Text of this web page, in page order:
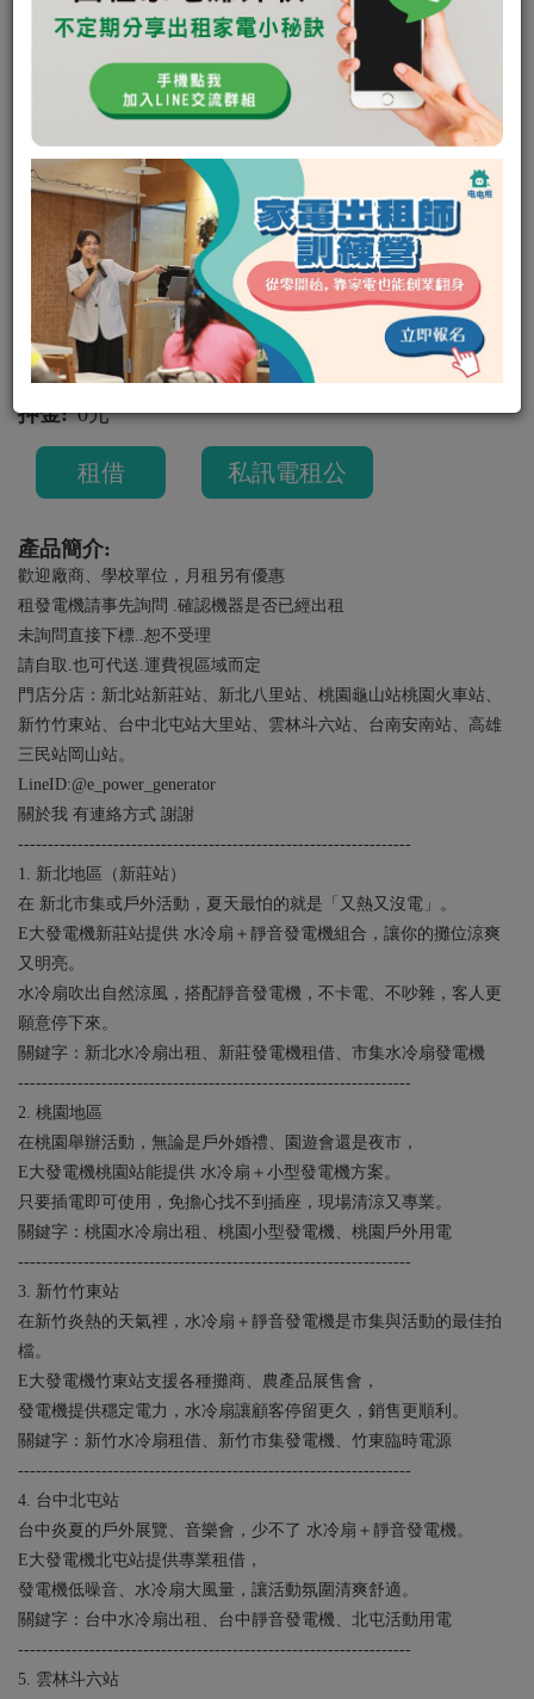
宮廟 水冷扇 E大發電
宮廟 水冷扇
其他 宮廟 水冷扇 E大發電
其他 可出租
E大發電 0 0
租金: 平日 500 （週二租週五還，共可使用四天）/
週末 700（週六租隔週一還，共可使用三天）
押金: 0元
租借 私訊電租公
產品簡介:
歡迎廠商、學校單位，月租另有優惠
租發電機請事先詢問 .確認機器是否已經出租
未詢問直接下標..恕不受理
請自取.也可代送.運費視區域而定
門店分店：新北站新莊站、新北八里站、桃園龜山站桃園火車站、
新竹竹東站、台中北屯站大里站、雲林斗六站、台南安南站、高雄
三民站岡山站。
LineID:@e_power_generator
關於我 有連絡方式 謝謝
------------------------------------------------------------------
1. 新北地區（新莊站）
在 新北市集或戶外活動，夏天最怕的就是「又熱又沒電」。
E大發電機新莊站提供 水冷扇＋靜音發電機組合，讓你的攤位涼爽
又明亮。
水冷扇吹出自然涼風，搭配靜音發電機，不卡電、不吵雜，客人更
願意停下來。
關鍵字：新北水冷扇出租、新莊發電機租借、市集水冷扇發電機
------------------------------------------------------------------
2. 桃園地區
在桃園舉辦活動，無論是戶外婚禮、園遊會還是夜市，
E大發電機桃園站能提供 水冷扇＋小型發電機方案。
只要插電即可使用，免擔心找不到插座，現場清涼又專業。
關鍵字：桃園水冷扇出租、桃園小型發電機、桃園戶外用電
------------------------------------------------------------------
3. 新竹竹東站
在新竹炎熱的天氣裡，水冷扇＋靜音發電機是市集與活動的最佳拍
檔。
E大發電機竹東站支援各種攤商、農產品展售會，
發電機提供穩定電力，水冷扇讓顧客停留更久，銷售更順利。
關鍵字：新竹水冷扇租借、新竹市集發電機、竹東臨時電源
------------------------------------------------------------------
4. 台中北屯站
台中炎夏的戶外展覽、音樂會，少不了 水冷扇＋靜音發電機。
E大發電機北屯站提供專業租借，
發電機低噪音、水冷扇大風量，讓活動氛圍清爽舒適。
關鍵字：台中水冷扇出租、台中靜音發電機、北屯活動用電
------------------------------------------------------------------
5. 雲林斗六站